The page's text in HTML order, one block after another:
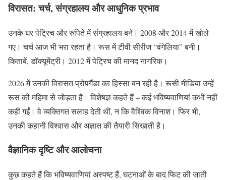
विरासत: चर्च, संग्रहालय और आधुनिक प्रभाव
उनके घर पेट्रिच और रुपिते में संग्रहालय बने। 2008 और 2014 में खोले
गए। चर्च आज भी भरा रहता है। रूस में टीवी सीरीज “वंगेलिया” बनी।
किताबें, डॉक्यूमेंट्री। 2012 में पेट्रिच की मानद नागरिक।
2026 में उनकी विरासत प्रोपगैंडा का हिस्सा बन रही है। रूसी मीडिया उन्हें
रूस की महिमा से जोड़ता है। विशेषज्ञ कहते हैं – कई भविष्यवाणियां कभी नहीं
कहीं गईं। वे व्यक्तिगत सलाह देती थीं, न कि वैश्विक विनाश। फिर भी,
उनकी कहानी विश्वास और अज्ञात की तैयारी सिखाती है।
वैज्ञानिक दृष्टि और आलोचना
कुछ कहते हैं कि भविष्यवाणियां अस्पष्ट हैं, घटनाओं के बाद फिट की जाती